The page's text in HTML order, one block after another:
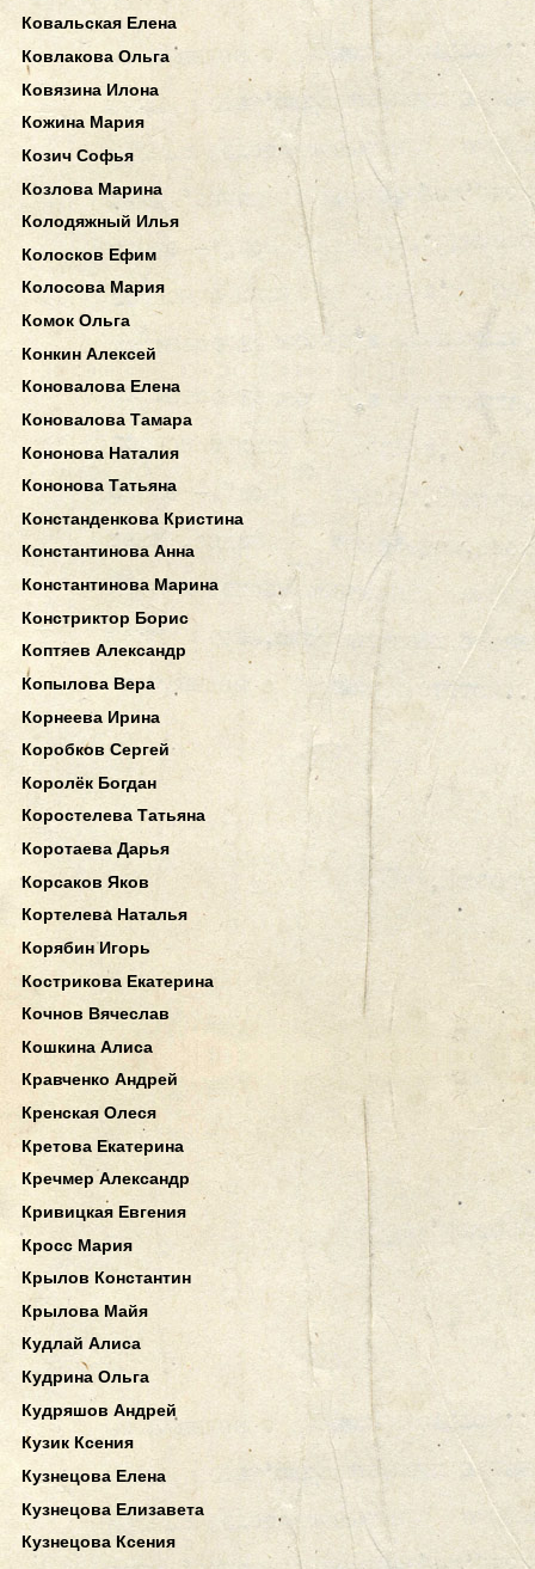
Ковальская Елена
Ковлакова Ольга
Ковязина Илона
Кожина Мария
Козич Софья
Козлова Марина
Колодяжный Илья
Колосков Ефим
Колосова Мария
Комок Ольга
Конкин Алексей
Коновалова Елена
Коновалова Тамара
Кононова Наталия
Кононова Татьяна
Констанденкова Кристина
Константинова Анна
Константинова Марина
Констриктор Борис
Коптяев Александр
Копылова Вера
Корнеева Ирина
Коробков Сергей
Королёк Богдан
Коростелева Татьяна
Коротаева Дарья
Корсаков Яков
Кортелева Наталья
Корябин Игорь
Кострикова Екатерина
Кочнов Вячеслав
Кошкина Алиса
Кравченко Андрей
Кренская Олеся
Кретова Екатерина
Кречмер Александр
Кривицкая Евгения
Кросс Мария
Крылов Константин
Крылова Майя
Кудлай Алиса
Кудрина Ольга
Кудряшов Андрей
Кузик Ксения
Кузнецова Елена
Кузнецова Елизавета
Кузнецова Ксения